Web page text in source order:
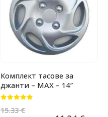
Комплект тасове за
джанти – MAX – 14″
15.33€